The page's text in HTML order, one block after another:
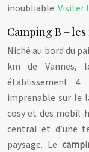
inoubliable.Visiter
Camping B –
Niché au bord du
km de
établissement 4
imprenable sur le
cosy et des mobil-
central et d’une
paysage. Le